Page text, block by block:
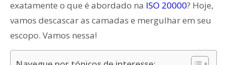
exatamente o que é abordado na ISO 20000? Hoje,
vamos descascar as camadas e mergulhar em seu
escopo. Vamos nessa!